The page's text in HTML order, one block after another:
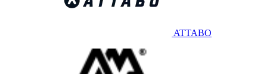
ATTABO